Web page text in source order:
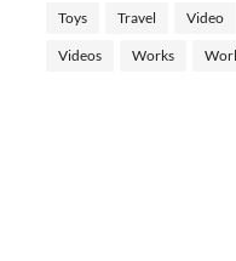
Toys Travel Video
Videos Works